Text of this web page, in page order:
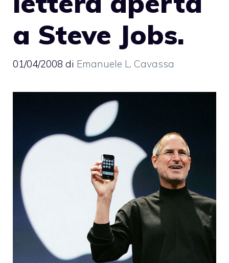
a Steve Jobs.
01/04/2008 di Emanuele L. Cavassa